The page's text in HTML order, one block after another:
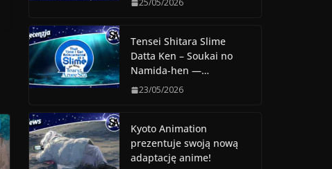
25/05/2026
Tensei Shitara Slime
Datta Ken – Soukai no
Namida-hen —…
23/05/2026
Kyoto Animation
prezentuje swoją nową
adaptację anime!